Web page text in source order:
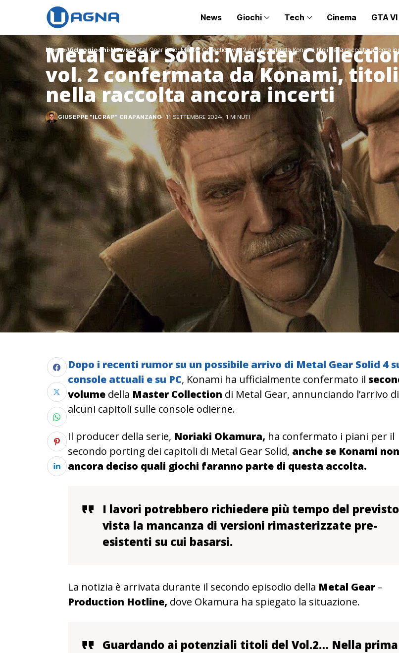
News Giochi Tech Cinema GTA VI
Home Videogiochi News Metal Gear Solid: Master Collection vol. 2 confermata da Konami, titoli nella raccolta ancora
Metal Gear Solid: Master
vol. 2 confermata da Konami, titoli
nella raccolta ancora incerti
GIUSEPPE "ILCRAP" CRAPANZANO 11 SETTEMBRE 2024 1 MINUTI
Dopo i recenti rumor su un possibile arrivo di Metal Gear Solid 4
console attuali e su PC, Konami ha ufficialmente confermato il
volume della Master Collection di Metal Gear, annunciando l’arrivo di
alcuni capitoli sulle console odierne.
Il producer della serie, Noriaki Okamura, ha confermato i piani per il
secondo porting dei capitoli di Metal Gear Solid, anche se Konami
ancora deciso quali giochi faranno parte di questa accolta.
I lavori potrebbero richiedere più tempo del
vista la mancanza di versioni rimasterizzate pre-
esistenti su cui basarsi.
La notizia è arrivata durante il secondo episodio della Metal Gear –
Production Hotline, dove Okamura ha spiegato la situazione.
Guardando ai potenziali titoli del Vol.2… Nella prima